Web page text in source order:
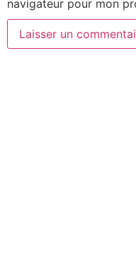
navigateur pour mon